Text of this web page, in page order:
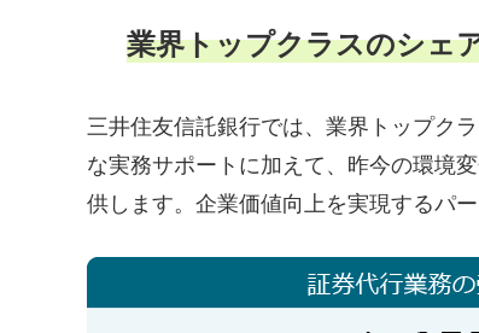
業界トップクラスのシェ
三井住友信託銀行では、業界トップク
な実務サポートに加えて、昨今の環境
供します。企業価値向上を実現するパ